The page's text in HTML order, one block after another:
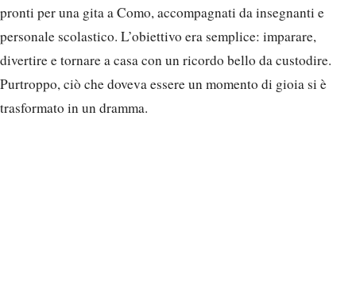
pronti per una gita a Como, accompagnati da insegnanti e
personale scolastico. L’obiettivo era semplice: imparare,
divertire e tornare a casa con un ricordo bello da custodire.
Purtroppo, ciò che doveva essere un momento di gioia si è
trasformato in un dramma.